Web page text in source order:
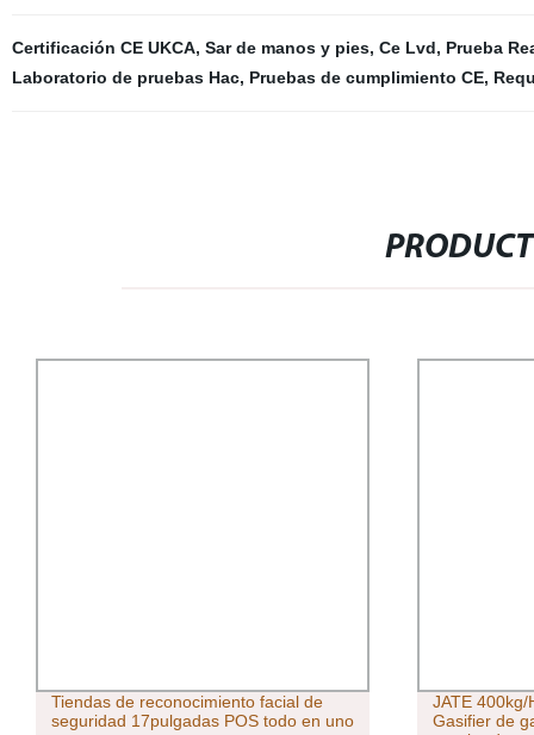
Certificación CE UKCA, Sar de manos y pies, Ce Lvd, Prueba
Laboratorio de pruebas Hac, Pruebas de cumplimiento CE,
Tiendas de reconocimiento facial de
seguridad 17pulgadas POS todo en uno
JATE
Gasifier de